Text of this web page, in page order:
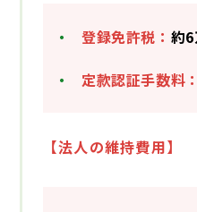
登録免許税： 約
定款認証手数料：
【法人の維持費用】